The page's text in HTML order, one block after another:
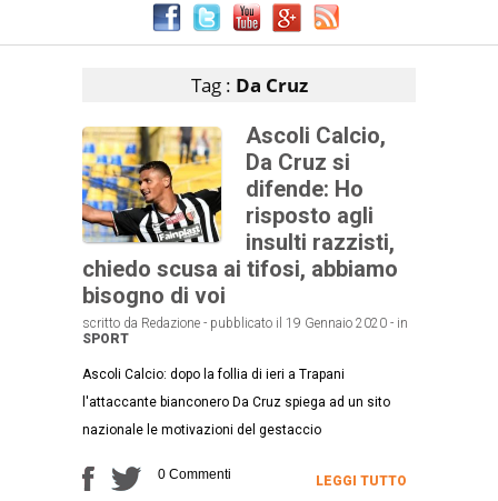
Tag : Da Cruz
Ascoli Calcio,
Da Cruz si
difende: Ho
risposto agli
insulti razzisti,
chiedo scusa ai tifosi, abbiamo
bisogno di voi
scritto da Redazione - pubblicato il 19 Gennaio 2020 - in
SPORT
Ascoli Calcio: dopo la follia di ieri a Trapani
l'attaccante bianconero Da Cruz spiega ad un sito
nazionale le motivazioni del gestaccio
0 Commenti LEGGI TUTTO